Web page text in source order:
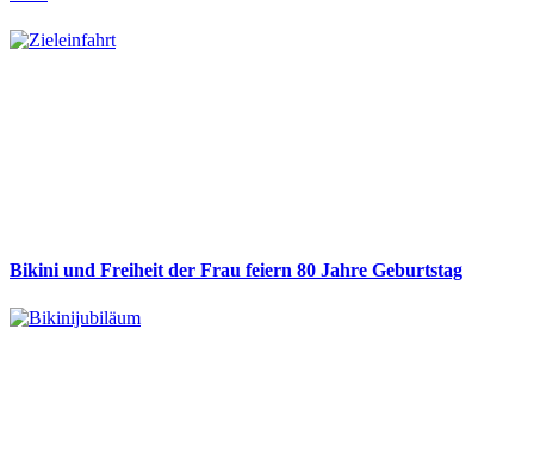
Bikini und Freiheit der Frau feiern 80 Jahre Geburtstag